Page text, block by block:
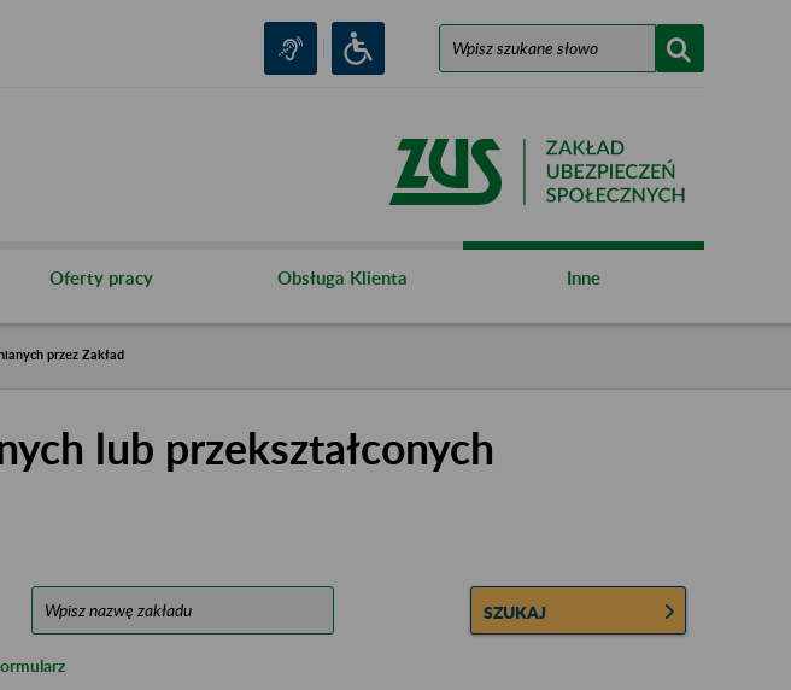
Oferty pracy Obsługa Klienta Inne
przez Zakład
lub przekształconych
SZUKAJ